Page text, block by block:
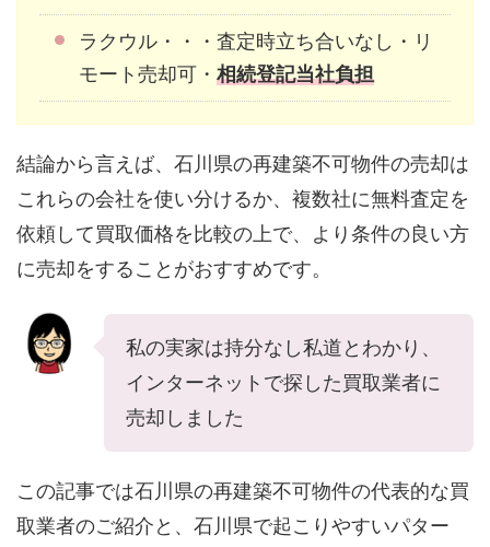
ラクウル・・・査定時立ち合いなし・リ
モート売却可・ 相続登記当社負担
結論から言えば、石川県の再建築不可物件の売却は
これらの会社を使い分けるか、複数社に無料査定を
依頼して買取価格を比較の上で、より条件の良い方
に売却をすることがおすすめです。
私の実家は持分なし私道とわかり、
インターネットで探した買取業者に
売却しました
この記事では石川県の再建築不可物件の代表的な買
取業者のご紹介と、石川県で起こりやすいパター